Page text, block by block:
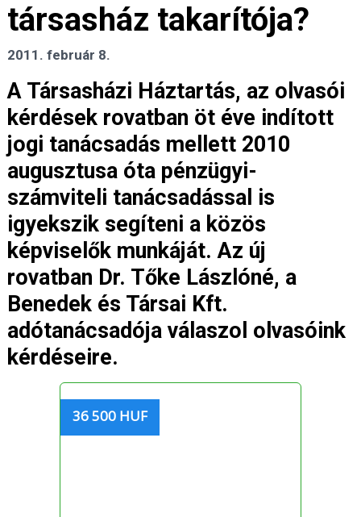
társasház takarítója?
2011. február 8.
A Társasházi Háztartás, az olvasói
kérdések rovatban öt éve indított
jogi tanácsadás mellett 2010
augusztusa óta pénzügyi-
számviteli tanácsadással is
igyekszik segíteni a közös
képviselők munkáját. Az új
rovatban Dr. Tőke Lászlóné, a
Benedek és Társai Kft.
adótanácsadója válaszol olvasóink
kérdéseire.
36 500 HUF